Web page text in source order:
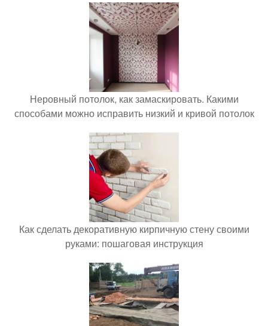
Неровный потолок, как замаскировать. Какими
способами можно исправить низкий и кривой потолок
Как сделать декоративную кирпичную стену своими
руками: пошаговая инструкция